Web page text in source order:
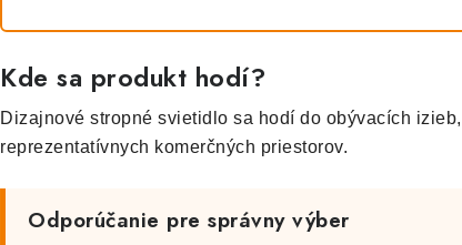
Kde sa produkt hodí?
Dizajnové stropné svietidlo sa hodí do obývacích
reprezentatívnych komerčných priestorov.
Odporúčanie pre správny výber